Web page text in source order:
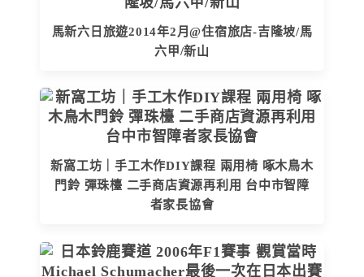
馬新六日旅遊2014年2月@住宿旅店-吉隆坡/馬
六甲/新山
新窩工坊｜手工木作DIY課程 兩用椅 啄木鳥木
門鈴 彈珠檯 二手商店資源再利用 台中市智障
者家長協會